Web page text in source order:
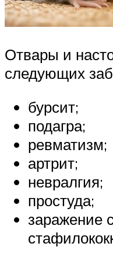
Отвары и
следующих
бурсит;
подагра;
ревматизм;
артрит;
невралгия;
простуда;
заражение